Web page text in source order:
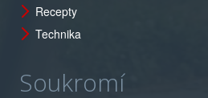
Recepty
Technika
Soukromí